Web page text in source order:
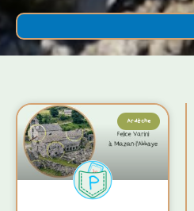
Rechercher
Ardèche